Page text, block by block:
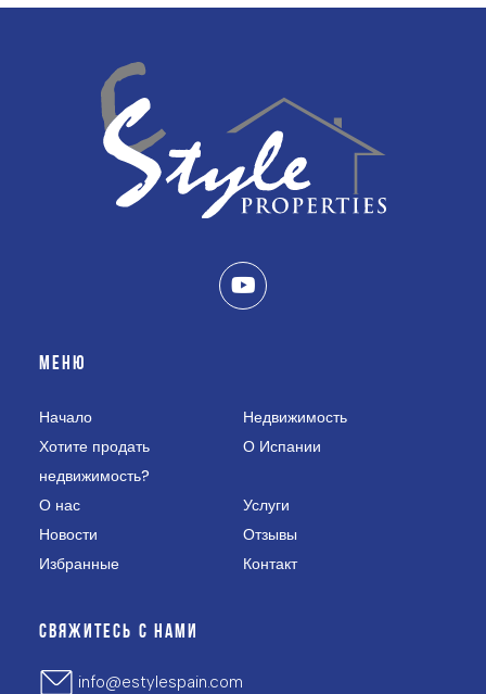
МЕНЮ
Начало
Недвижимость
Хотите продать
недвижимость?
О Испании
О нас
Услуги
Новости
Отзывы
Избранные
Контакт
СВЯЖИТЕСЬ С НАМИ
info@estylespain.com